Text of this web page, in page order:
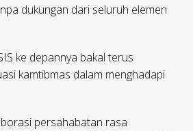
dukungan dari seluruh elemen
ke depannya bakal terus
kamtibmas dalam menghadapi
persahabatan rasa